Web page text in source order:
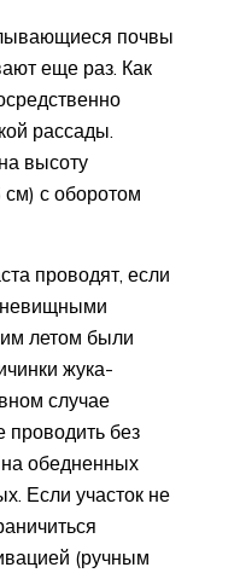
почвы
еще раз. Как
рассады.
высоту
см) с оборотом
проводят, если
летом были
жука-
случае
проводить без
обедненных
Если участок не
(ручным